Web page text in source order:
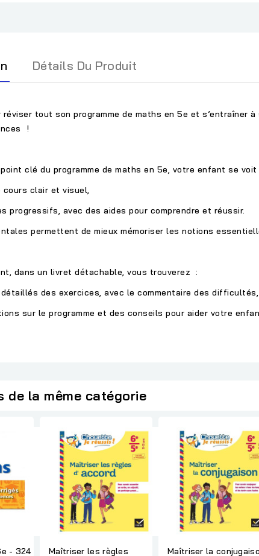
Détails Du Produit
réviser tout son programme de maths en 5e et s’entraîner
!
point clé du programme de maths en 5e, votre enfant se
cours clair et visuel,
progressifs, avec des aides pour comprendre et réussir.
permettent de mieux mémoriser les notions
dans un livret détachable, vous trouverez :
des exercices, avec le commentaire des difficultés,
sur le programme et des conseils pour aider votre
de la même catégorie
- 324
Maîtriser les règles
Maîtriser la